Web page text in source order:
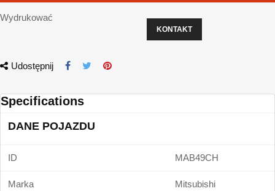
Wydrukować
KONTAKT
Udostępnij
Specifications
DANE POJAZDU
ID MAB49CH
Marka Mitsubishi